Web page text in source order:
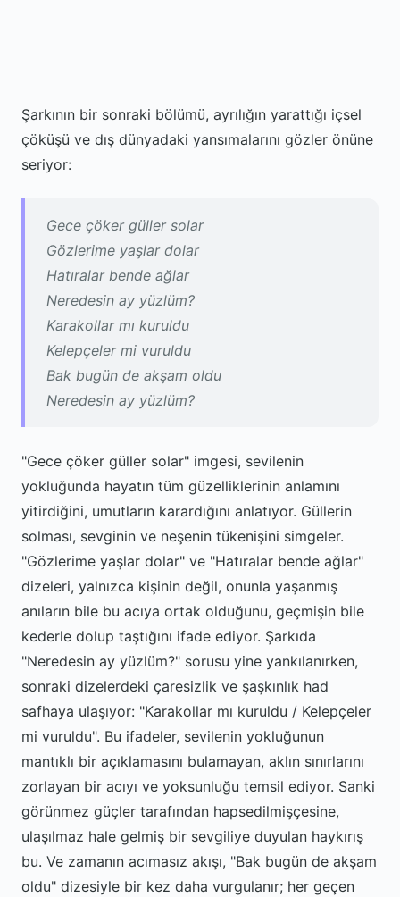
Şarkının bir sonraki bölümü, ayrılığın yarattığı içsel
çöküşü ve dış dünyadaki yansımalarını gözler önüne
seriyor:
Gece çöker güller solar
Gözlerime yaşlar dolar
Hatıralar bende ağlar
Neredesin ay yüzlüm?
Karakollar mı kuruldu
Kelepçeler mi vuruldu
Bak bugün de akşam oldu
Neredesin ay yüzlüm?
"Gece çöker güller solar" imgesi, sevilenin
yokluğunda hayatın tüm güzelliklerinin anlamını
yitirdiğini, umutların karardığını anlatıyor. Güllerin
solması, sevginin ve neşenin tükenişini simgeler.
"Gözlerime yaşlar dolar" ve "Hatıralar bende ağlar"
dizeleri, yalnızca kişinin değil, onunla yaşanmış
anıların bile bu acıya ortak olduğunu, geçmişin bile
kederle dolup taştığını ifade ediyor. Şarkıda
"Neredesin ay yüzlüm?" sorusu yine yankılanırken,
sonraki dizelerdeki çaresizlik ve şaşkınlık had
safhaya ulaşıyor: "Karakollar mı kuruldu / Kelepçeler
mi vuruldu". Bu ifadeler, sevilenin yokluğunun
mantıklı bir açıklamasını bulamayan, aklın sınırlarını
zorlayan bir acıyı ve yoksunluğu temsil ediyor. Sanki
görünmez güçler tarafından hapsedilmişçesine,
ulaşılmaz hale gelmiş bir sevgiliye duyulan haykırış
bu. Ve zamanın acımasız akışı, "Bak bugün de akşam
oldu" dizesiyle bir kez daha vurgulanır; her geçen